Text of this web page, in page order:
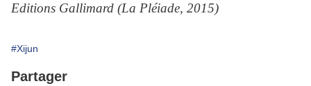
Editions Gallimard (La Pléiade, 2015)
#Xijun
Partager